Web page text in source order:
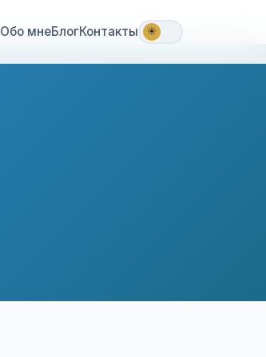
Обо мнеБлогКонтакты ☀